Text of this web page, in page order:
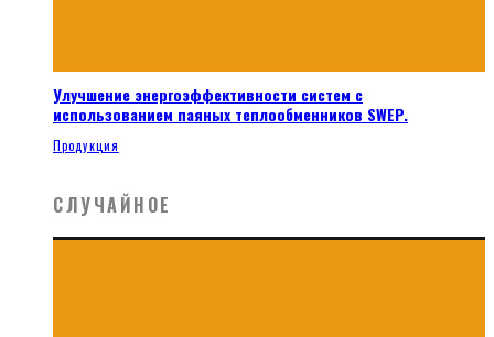
Улучшение энергоэффективности систем с
использованием паяных теплообменников SWEP.
Продукция
СЛУЧАЙНОЕ